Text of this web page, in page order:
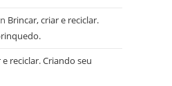
Brincar, criar e reciclar.
reciclar. Criando seu